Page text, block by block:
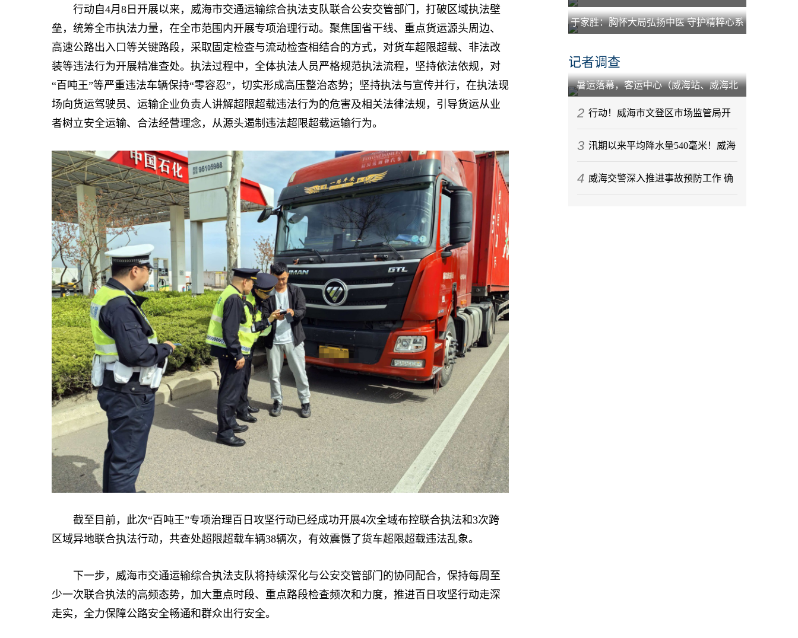
行动自4月8日开展以来，威海市交通运输综合执法支队联合公安交管部门，打破区域执法壁
垒，统筹全市执法力量，在全市范围内开展专项治理行动。聚焦国省干线、重点货运源头周边、
高速公路出入口等关键路段，采取固定检查与流动检查相结合的方式，对货车超限超载、非法改
装等违法行为开展精准查处。执法过程中，全体执法人员严格规范执法流程，坚持依法依规，对
“百吨王”等严重违法车辆保持“零容忍”，切实形成高压整治态势；坚持执法与宣传并行，在执法现
场向货运驾驶员、运输企业负责人讲解超限超载违法行为的危害及相关法律法规，引导货运从业
者树立安全运输、合法经营理念，从源头遏制违法超限超载运输行为。
截至目前，此次“百吨王”专项治理百日攻坚行动已经成功开展4次全域布控联合执法和3次跨
区域异地联合执法行动，共查处超限超载车辆38辆次，有效震慑了货车超限超载违法乱象。
下一步，威海市交通运输综合执法支队将持续深化与公安交管部门的协同配合，保持每周至
少一次联合执法的高频态势，加大重点时段、重点路段检查频次和力度，推进百日攻坚行动走深
走实，全力保障公路安全畅通和群众出行安全。
于家胜：胸怀大局弘扬中医 守护精粹心系
记者调查
暑运落幕，客运中心（威海站、威海北
站）到发旅客212.88万人次
2 行动！威海市文登区市场监管局开
展节前月饼专项监督检查
3 汛期以来平均降水量540毫米！威海
今年气候情况发布
4 威海交警深入推进事故预防工作 确